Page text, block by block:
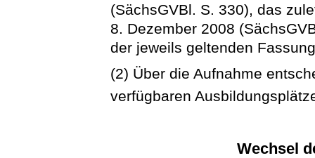
(SächsGVBl. S. 330), das
8. Dezember 2008
der jeweils geltenden
(2) Über die Aufnahme
verfügbaren
Wechsel